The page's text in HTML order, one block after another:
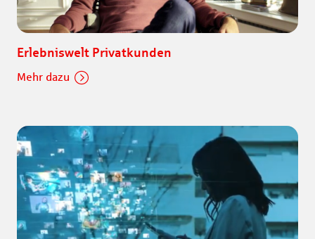
Erlebniswelt Privatkunden
Mehr dazu